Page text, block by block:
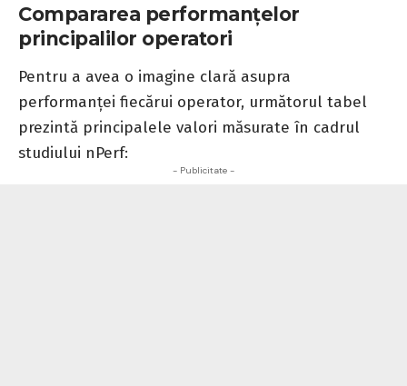
Compararea performanțelor
principalilor operatori
Pentru a avea o imagine clară asupra
performanței fiecărui operator, următorul tabel
prezintă principalele valori măsurate în cadrul
studiului nPerf:
- Publicitate -